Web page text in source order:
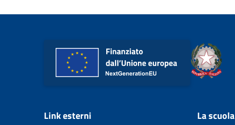
Link esterni La scuola